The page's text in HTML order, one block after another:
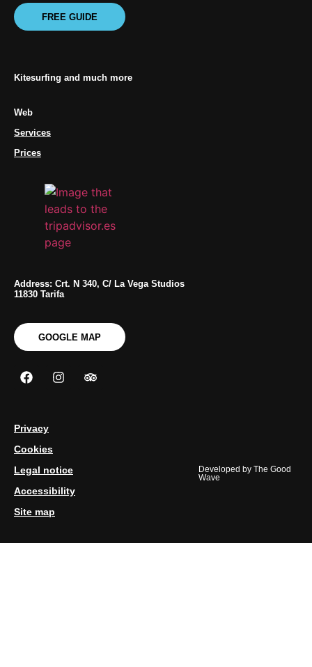
FREE GUIDE
Kitesurfing and much more
Web
Services
Prices
Address: Crt. N 340, C/ La Vega Studios
11830 Tarifa
GOOGLE MAP
Privacy
Cookies
Legal notice
Accessibility
Site map
Developed byThe Good
Wave